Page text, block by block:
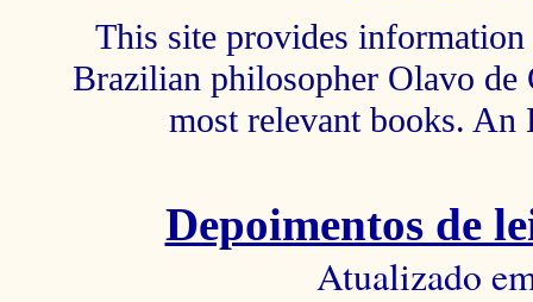
This site provides
Brazilian philosopher Olavo de
most relevant books.
Depoimentos de
Atualizado